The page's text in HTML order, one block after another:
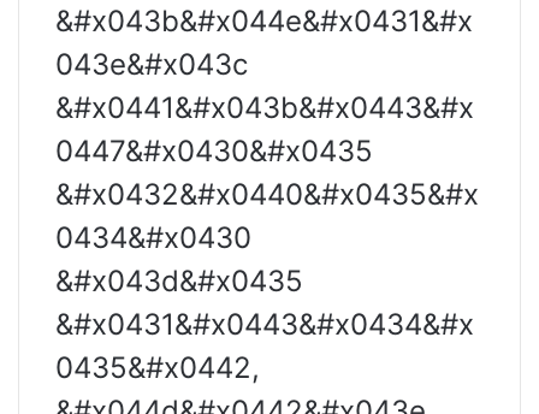
&#x043b&#x044e&#x0431&#x
043e&#x043c
&#x0441&#x043b&#x0443&#x
0447&#x0430&#x0435
&#x0432&#x0440&#x0435&#x
0434&#x0430
&#x043d&#x0435
&#x0431&#x0443&#x0434&#x
0435&#x0442,